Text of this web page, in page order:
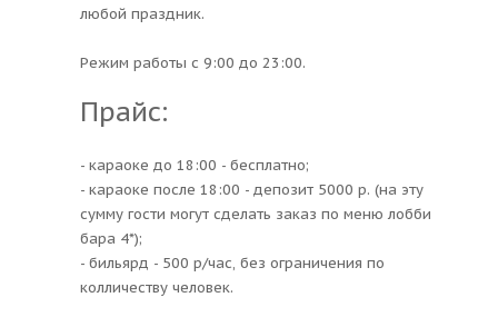
любой праздник.
Режим работы с 9:00 до 23:00.
Прайс:
- караоке до 18:00 - бесплатно;
- караоке после 18:00 - депозит 5000 р. (на эту
сумму гости могут сделать заказ по меню лобби
бара 4*);
- бильярд - 500 р/час, без ограничения по
колличеству человек.